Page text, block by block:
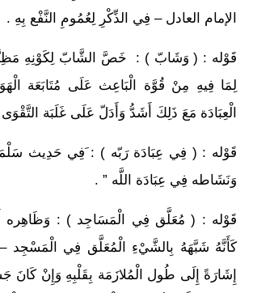
الإمام العادل – فِي الذِّكْرِ لِعُمُومِ النَّفْع بِهِ .
قَوْله : ( وَشَابّ ) : خَصَّ الشَّابّ لِكَوْنِهِ
لِمَا فِيهِ مِنْ قُوَّة الْبَاعِث عَلَى مُتَابَعَة
الْعِبَادَة مَعَ ذَلِكَ أَشَدُّ وَأَدَلّ عَلَى غَلَبَة
قَوْله : ( فِي عِبَادَة رَبّه ) : َفِي حَدِيث
وَنَشَاطه فِي عِبَادَة اللَّه ” .
قَوْله : ( مُعَلَّق فِي الْمَسَاجِد ) : وَظَاهِره
كَأَنَّهُ شَبَّهَهُ بِالشَّيْءِ الْمُعَلَّق فِي الْمَسْجِد –
إِشَارَةً إِلَى طُول الْمُلازَمَة بِقَلْبِهِ وَإِنْ كَانَ